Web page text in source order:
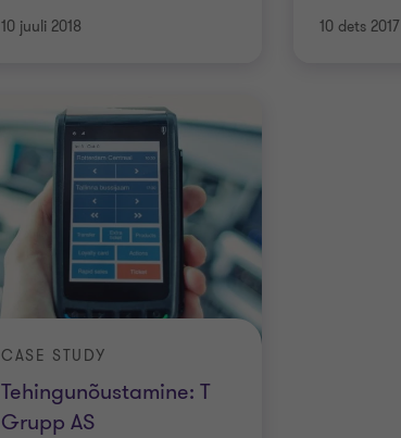
10 juuli 2018 10 dets 2017
Tehingunõustamine: T
Grupp AS
CASE STUDY